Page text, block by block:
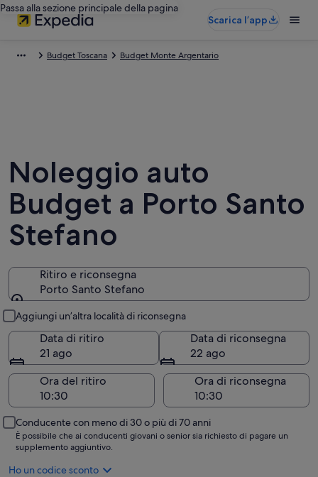
Passa alla sezione principale della pagina
Scarica l’app
Budget Toscana Budget Monte Argentario
Noleggio auto
Budget a Porto Santo
Stefano
Ritiro e riconsegna
Porto Santo Stefano
Aggiungi un’altra località di riconsegna
Data di ritiro
21 ago
Data di riconsegna
22 ago
Ora del ritiro
Ora di riconsegna
Conducente con meno di 30 o più di 70 anni
È possibile che ai conducenti giovani o senior sia richiesto di pagare un
supplemento aggiuntivo.
Ho un codice sconto